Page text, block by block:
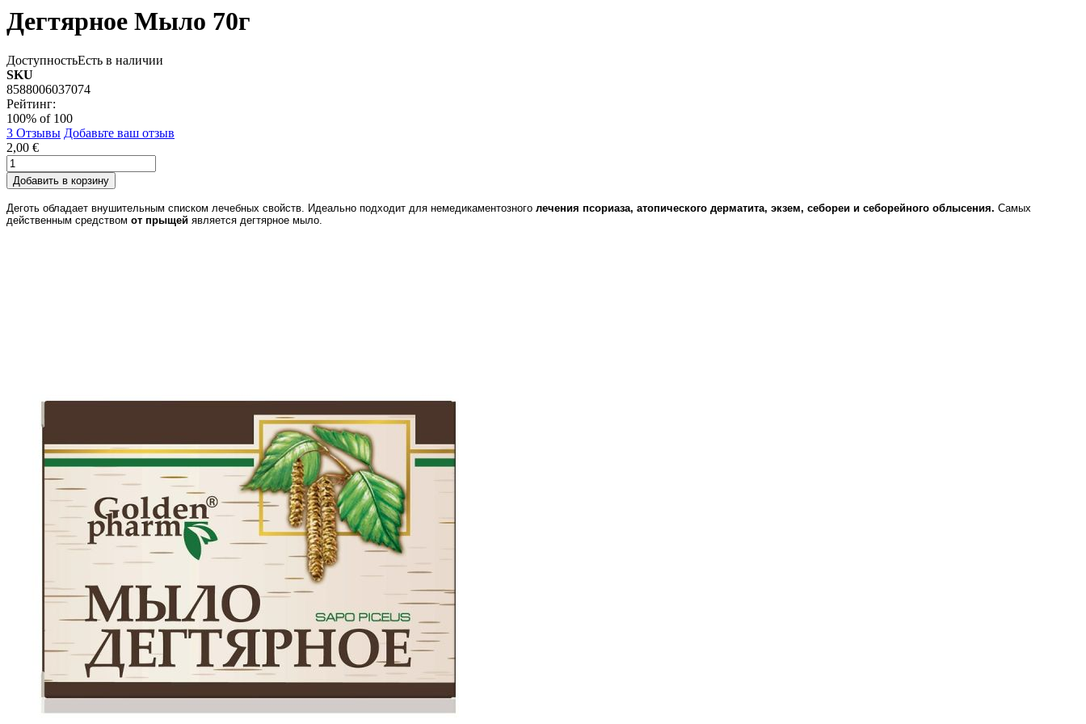
Дегтярное Мыло 70г
ДоступностьЕсть в наличии
SKU
8588006037074
Рейтинг:
100% of 100
3 Отзывы Добавьте ваш отзыв
2,00 €
Добавить в корзину
Деготь обладает внушительным списком лечебных свойств. Идеально подходит для немедикаментозного лечения псориаза, атопического дерматита, экзем, себореи и себорейного облысения. Самых
действенным средством от прыщей является дегтярное мыло.